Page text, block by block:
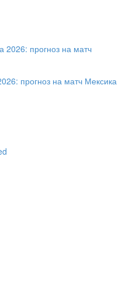
прогноз на матч Мексика